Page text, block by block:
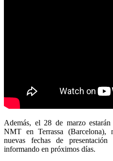
Además, el 28 de marzo
NMT en Terrassa (Barcelona),
nuevas fechas de
informando en próximos días.